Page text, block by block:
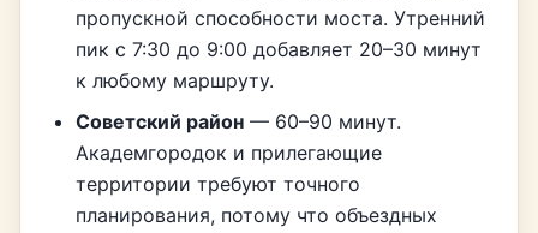
пропускной способности моста. Утренний
пик с 7:30 до 9:00 добавляет 20–30 минут
к любому маршруту.
Советский район — 60–90 минут.
Академгородок и прилегающие
территории требуют точного
планирования, потому что объездных